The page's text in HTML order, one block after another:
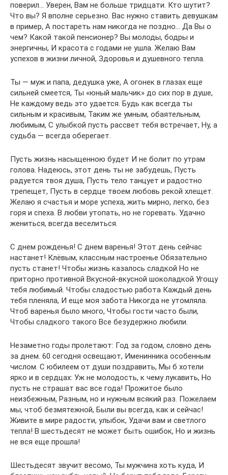
поверил… Уверен, Вам не больше тридцати. Кто шутит?
Что вы? Я вполне серьезно. Вас нужно ставить девушкам
в пример, А постареть нам никогда не поздно… Да Вы о
чем? Какой такой пенсионер? Вы молоды, бодры и
энергичны, И красота с годами не ушла. Желаю Вам
успехов в жизни личной, Здоровья и душевного тепла.
Ты — муж и папа, дедушка уже, А огонек в глазах еще
сильней смеется, Ты «юный мальчик» до сих пор в душе,
Не каждому ведь это удается. Будь как всегда ты
сильным и красивым, Таким же умным, обаятельным,
любимым, С улыбкой пусть рассвет тебя встречает, Ну, а
судьба — всегда оберегает.
Пусть жизнь насыщенною будет И не болит по утрам
голова. Надеюсь, этот день ты не забудешь, Пусть
радуется твоя душа, Пусть тело танцует и радостно
трепещет, Пусть в сердце твоем любовь рекой хлещет.
Желаю я счастья и море успеха, жить мирно, легко, без
горя и спеха. В любви утопать, но не горевать. Удачно
жениться, всегда веселиться.
C днем рожденья! С днем варенья! Этот день сейчас
настанет! Клёвым, классным настроенье Обязательно
пусть станет! Чтобы жизнь казалось сладкой Но не
приторно противной Вкусной-вкусной шоколадкой Угощу
тебя любимый. Чтобы сладостью работа Каждый день
тебя пленяла, И еще моя забота Никогда не утомляла.
Чтоб варенья было много, Чтобы гости часто были,
Чтобы сладкого такого Все безудержно любили.
Незаметно годы пролетают: Год за годом, словно день
за днем. 60 сегодня освещают, Именинника особенным
числом. С юбилеем от души поздравить, Мы б хотели
ярко и в сердцах: Уж не молодость, к чему лукавить, Но
пусть не страшат вас все года! Прожитое было
неизбежным, Разным, но и нужным всякий раз. Пожелаем
мы, чтоб безмятежной, Были вы всегда, как и сейчас!
Живите в мире радости, улыбок, Удачи вам и светлого
тепла! В шестьдесят не может быть ошибок, Но и жизнь
не вся еще прошла!
Шестьдесят звучит весомо, Ты мужчина хоть куда, И